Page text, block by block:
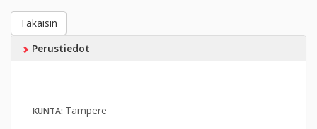
Takaisin
Perustiedot
KUNTA: Tampere